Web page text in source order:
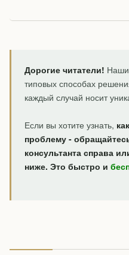
Дорогие читатели! Наши
типовых способах
каждый случай носит
Если вы хотите узнать,
проблему -
консультанта справа
ниже. Это быстро и